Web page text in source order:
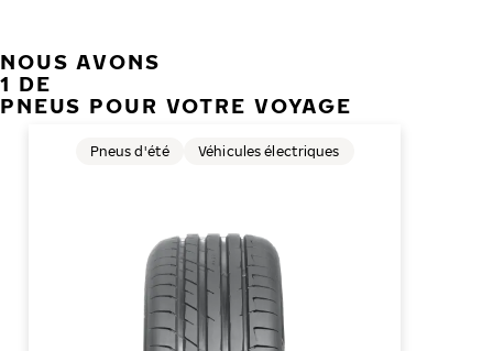
NOUS AVONS
1 DE
PNEUS POUR VOTRE VOYAGE
Pneus d'été Véhicules électriques